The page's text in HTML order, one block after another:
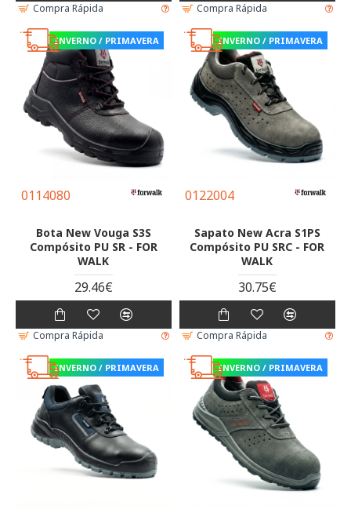
Compra Rápida Compra Rápida
INVERNO / PRIMAVERA
0114080
Bota New Vouga S3S
Compósito PU SR - FOR
WALK
29.46€
Compra Rápida
INVERNO / PRIMAVERA
0122004
Sapato New Acra S1PS
Compósito PU SRC - FOR
WALK
30.75€
Compra Rápida
INVERNO / PRIMAVERA INVERNO / PRIMAVERA